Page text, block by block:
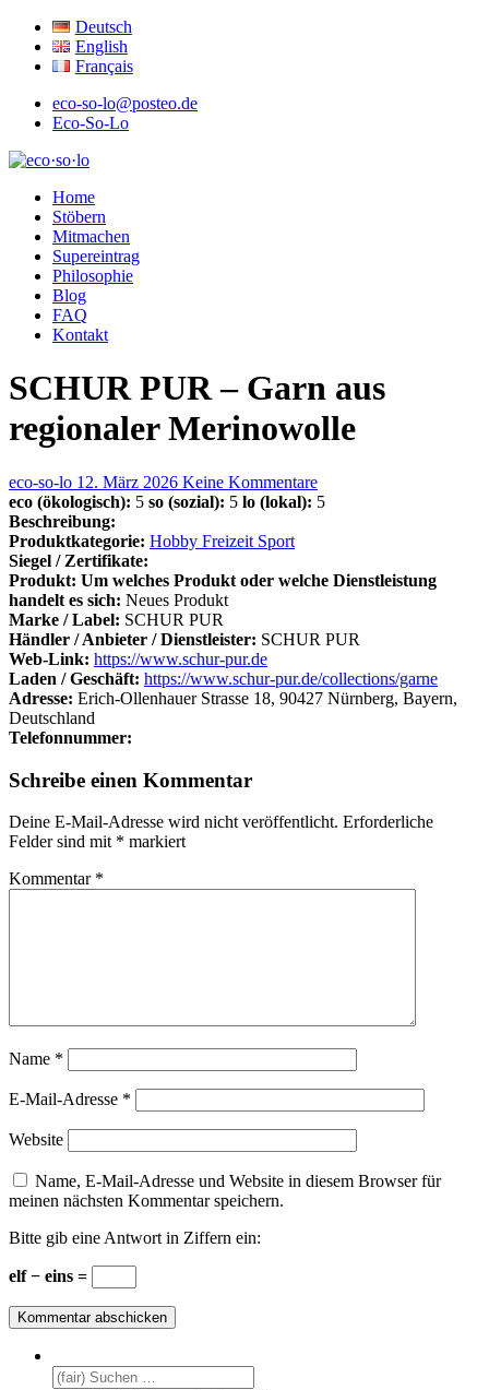
Deutsch
English
Français
eco-so-lo@posteo.de
Eco-So-Lo
eco·so·lo
Home
Stöbern
Mitmachen
Supereintrag
Philosophie
Blog
FAQ
Kontakt
SCHUR PUR – Garn aus
regionaler Merinowolle
eco-so-lo 12. März 2026 Keine Kommentare
eco (ökologisch): 5 so (sozial): 5 lo (lokal): 5
Beschreibung:
Produktkategorie: Hobby Freizeit Sport
Siegel / Zertifikate:
Produkt: Um welches Produkt oder welche Dienstleistung
handelt es sich: Neues Produkt
Marke / Label: SCHUR PUR
Händler / Anbieter / Dienstleister: SCHUR PUR
Web-Link: https://www.schur-pur.de
Laden / Geschäft: https://www.schur-pur.de/collections/garne
Adresse: Erich-Ollenhauer Strasse 18, 90427 Nürnberg, Bayern,
Deutschland
Telefonnummer:
Schreibe einen Kommentar
Deine E-Mail-Adresse wird nicht veröffentlicht. Erforderliche
Felder sind mit * markiert
Kommentar *
Name *
E-Mail-Adresse *
Website
Name, E-Mail-Adresse und Website in diesem Browser für
meinen nächsten Kommentar speichern.
Bitte gib eine Antwort in Ziffern ein:
elf − eins =